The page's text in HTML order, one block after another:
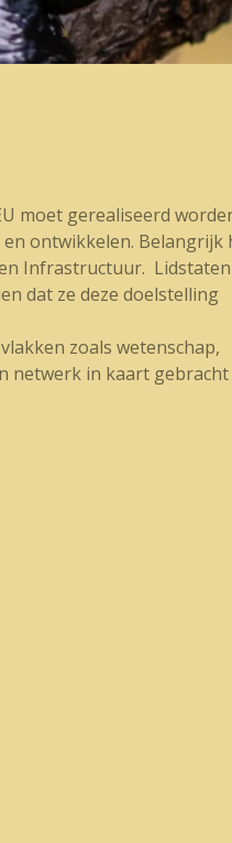
moet gerealiseerd
ontwikkelen. Belangrijk
Infrastructuur. Lidstaten
dat ze deze doelstelling
zoals wetenschap,
netwerk in kaart gebracht